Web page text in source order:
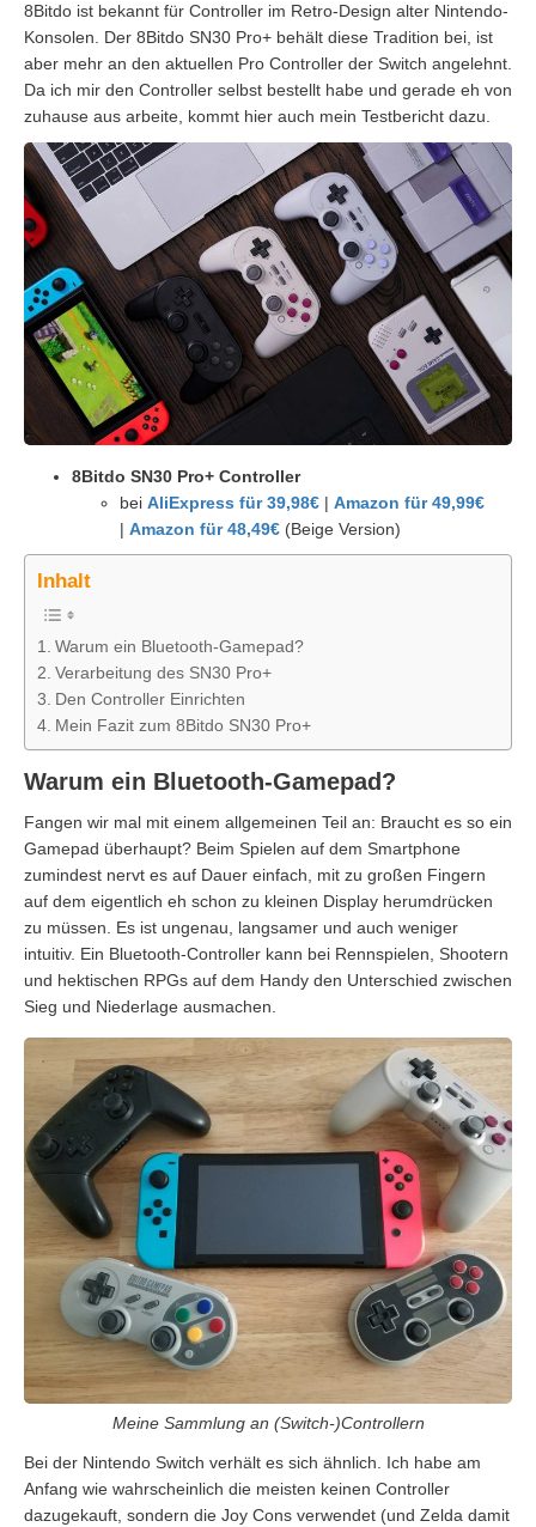
8Bitdo ist bekannt für Controller im Retro-Design alter Nintendo-
Konsolen. Der 8Bitdo SN30 Pro+ behält diese Tradition bei, ist
aber mehr an den aktuellen Pro Controller der Switch angelehnt.
Da ich mir den Controller selbst bestellt habe und gerade eh von
zuhause aus arbeite, kommt hier auch mein Testbericht dazu.
8Bitdo SN30 Pro+ Controller
bei AliExpress für 39,98€ | Amazon für 49,99€
| Amazon für 48,49€ (Beige Version)
Inhalt
Warum ein Bluetooth-Gamepad?
Verarbeitung des SN30 Pro+
Den Controller Einrichten
Mein Fazit zum 8Bitdo SN30 Pro+
Warum ein Bluetooth-Gamepad?
Fangen wir mal mit einem allgemeinen Teil an: Braucht es so ein
Gamepad überhaupt? Beim Spielen auf dem Smartphone
zumindest nervt es auf Dauer einfach, mit zu großen Fingern
auf dem eigentlich eh schon zu kleinen Display herumdrücken
zu müssen. Es ist ungenau, langsamer und auch weniger
intuitiv. Ein Bluetooth-Controller kann bei Rennspielen, Shootern
und hektischen RPGs auf dem Handy den Unterschied zwischen
Sieg und Niederlage ausmachen.
Meine Sammlung an (Switch-)Controllern
Bei der Nintendo Switch verhält es sich ähnlich. Ich habe am
Anfang wie wahrscheinlich die meisten keinen Controller
dazugekauft, sondern die Joy Cons verwendet (und Zelda damit